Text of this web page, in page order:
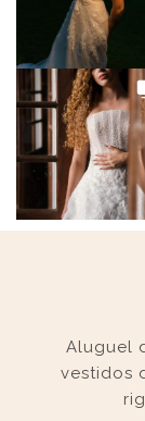
Aluguel
vestidos